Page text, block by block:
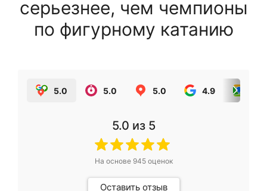
серьезнее, чем чемпионы
по фигурному катанию
5.0 5.0 5.0 4.9
5.0 из 5
На основе 945оценок
Оставить отзыв